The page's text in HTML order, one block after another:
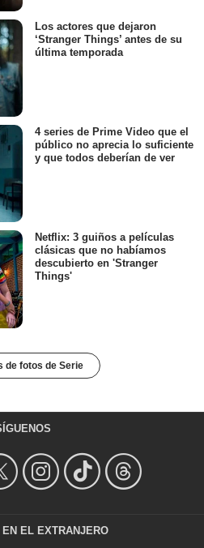
Los actores que dejaron
‘Stranger Things’ antes de su
última temporada
4 series de Prime Video que el
público no aprecia lo suficiente
y que todos deberían de ver
Netflix: 3 guiños a películas
clásicas que no habíamos
descubierto en 'Stranger
Things'
de fotos de Serie
EL EXTRANJERO